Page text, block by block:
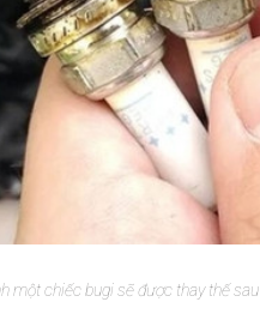
một chiếc bugi sẽ được thay thế